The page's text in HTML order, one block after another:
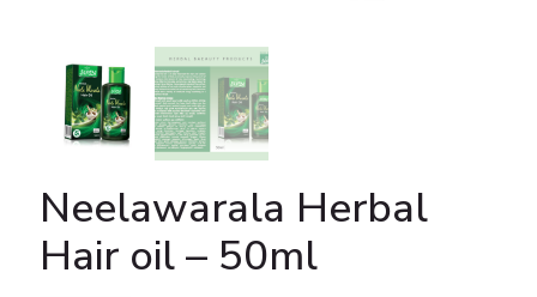
Neelawarala Herbal
Hair oil – 50ml